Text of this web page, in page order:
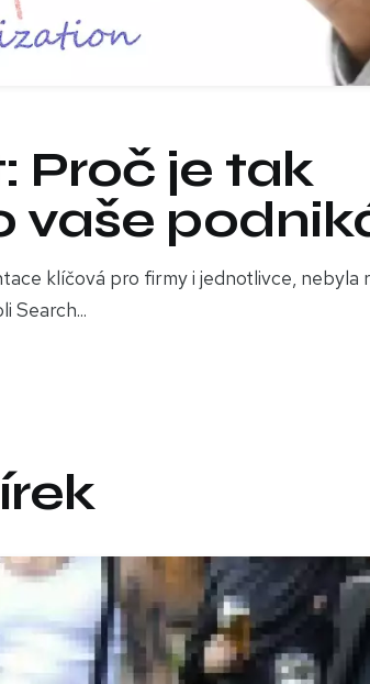
Proč je tak
vaše
klíčová pro firmy i jednotlivce, nebyla
Search...